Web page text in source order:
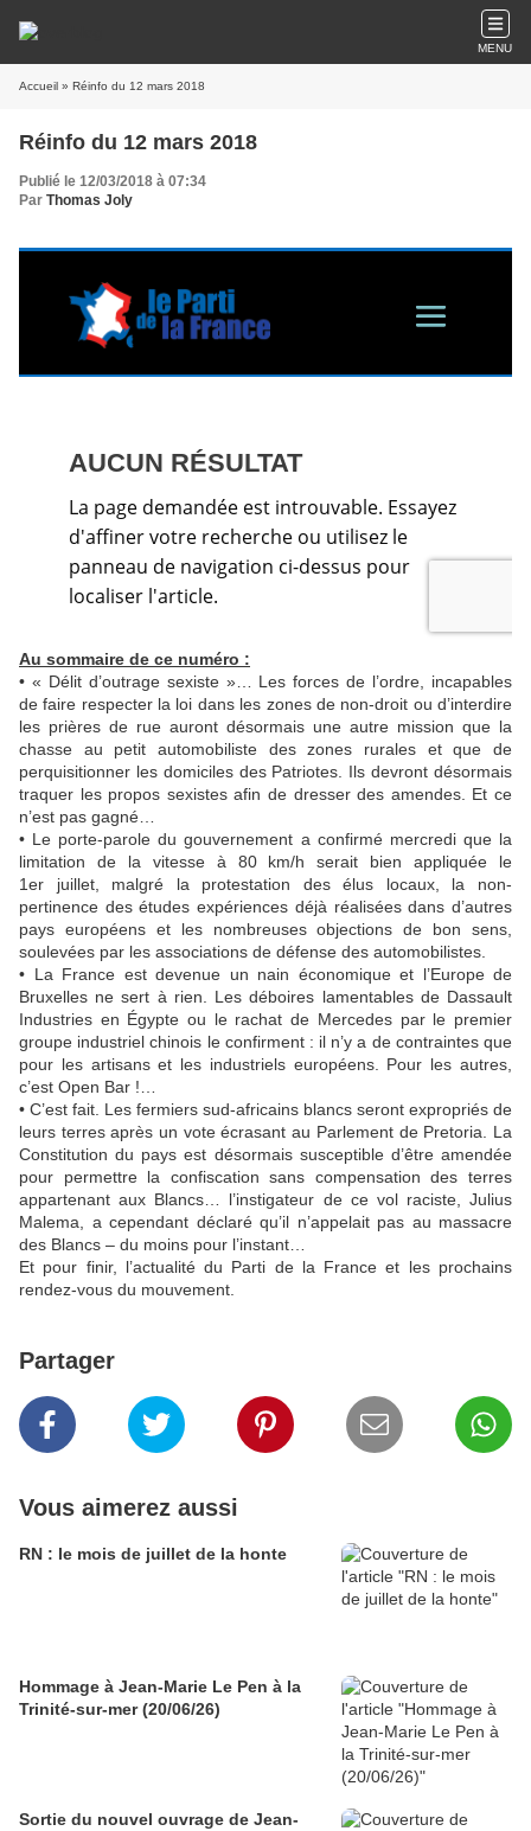
MENU
Accueil » Réinfo du 12 mars 2018
Réinfo du 12 mars 2018
Publié le 12/03/2018 à 07:34
Par Thomas Joly
Au sommaire de ce numéro :
• « Délit d’outrage sexiste »… Les forces de l’ordre, incapables
de faire respecter la loi dans les zones de non-droit ou d’interdire
les prières de rue auront désormais une autre mission que la
chasse au petit automobiliste des zones rurales et que de
perquisitionner les domiciles des Patriotes. Ils devront désormais
traquer les propos sexistes afin de dresser des amendes. Et ce
n’est pas gagné…
• Le porte-parole du gouvernement a confirmé mercredi que la
limitation de la vitesse à 80 km/h serait bien appliquée le
1er juillet, malgré la protestation des élus locaux, la non-
pertinence des études expériences déjà réalisées dans d’autres
pays européens et les nombreuses objections de bon sens,
soulevées par les associations de défense des automobilistes.
• La France est devenue un nain économique et l’Europe de
Bruxelles ne sert à rien. Les déboires lamentables de Dassault
Industries en Égypte ou le rachat de Mercedes par le premier
groupe industriel chinois le confirment : il n’y a de contraintes que
pour les artisans et les industriels européens. Pour les autres,
c’est Open Bar !…
• C’est fait. Les fermiers sud-africains blancs seront expropriés de
leurs terres après un vote écrasant au Parlement de Pretoria. La
Constitution du pays est désormais susceptible d’être amendée
pour permettre la confiscation sans compensation des terres
appartenant aux Blancs… l’instigateur de ce vol raciste, Julius
Malema, a cependant déclaré qu’il n’appelait pas au massacre
des Blancs – du moins pour l’instant…
Et pour finir, l’actualité du Parti de la France et les prochains
rendez-vous du mouvement.
Partager
Vous aimerez aussi
RN : le mois de juillet de la honte
Hommage à Jean-Marie Le Pen à la
Trinité-sur-mer (20/06/26)
Sortie du nouvel ouvrage de Jean-